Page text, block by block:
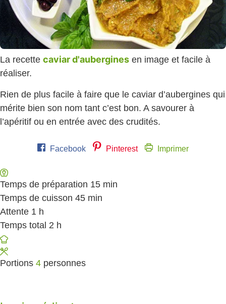
La recette caviar d'aubergines en image et facile à
réaliser.
Rien de plus facile à faire que le caviar d’aubergines qui
mérite bien son nom tant c’est bon. A savourer à
l’apéritif ou en entrée avec des crudités.
Facebook Pinterest Imprimer
Temps de préparation 15 minutes
min
Temps de cuisson 45 minutes
min
Attente 1 heure
h
Temps total 2 heures
h
Portions 4 personnes